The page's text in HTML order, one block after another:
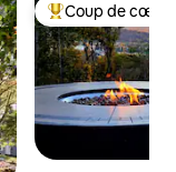
Coups de cœur
Coup de cœur